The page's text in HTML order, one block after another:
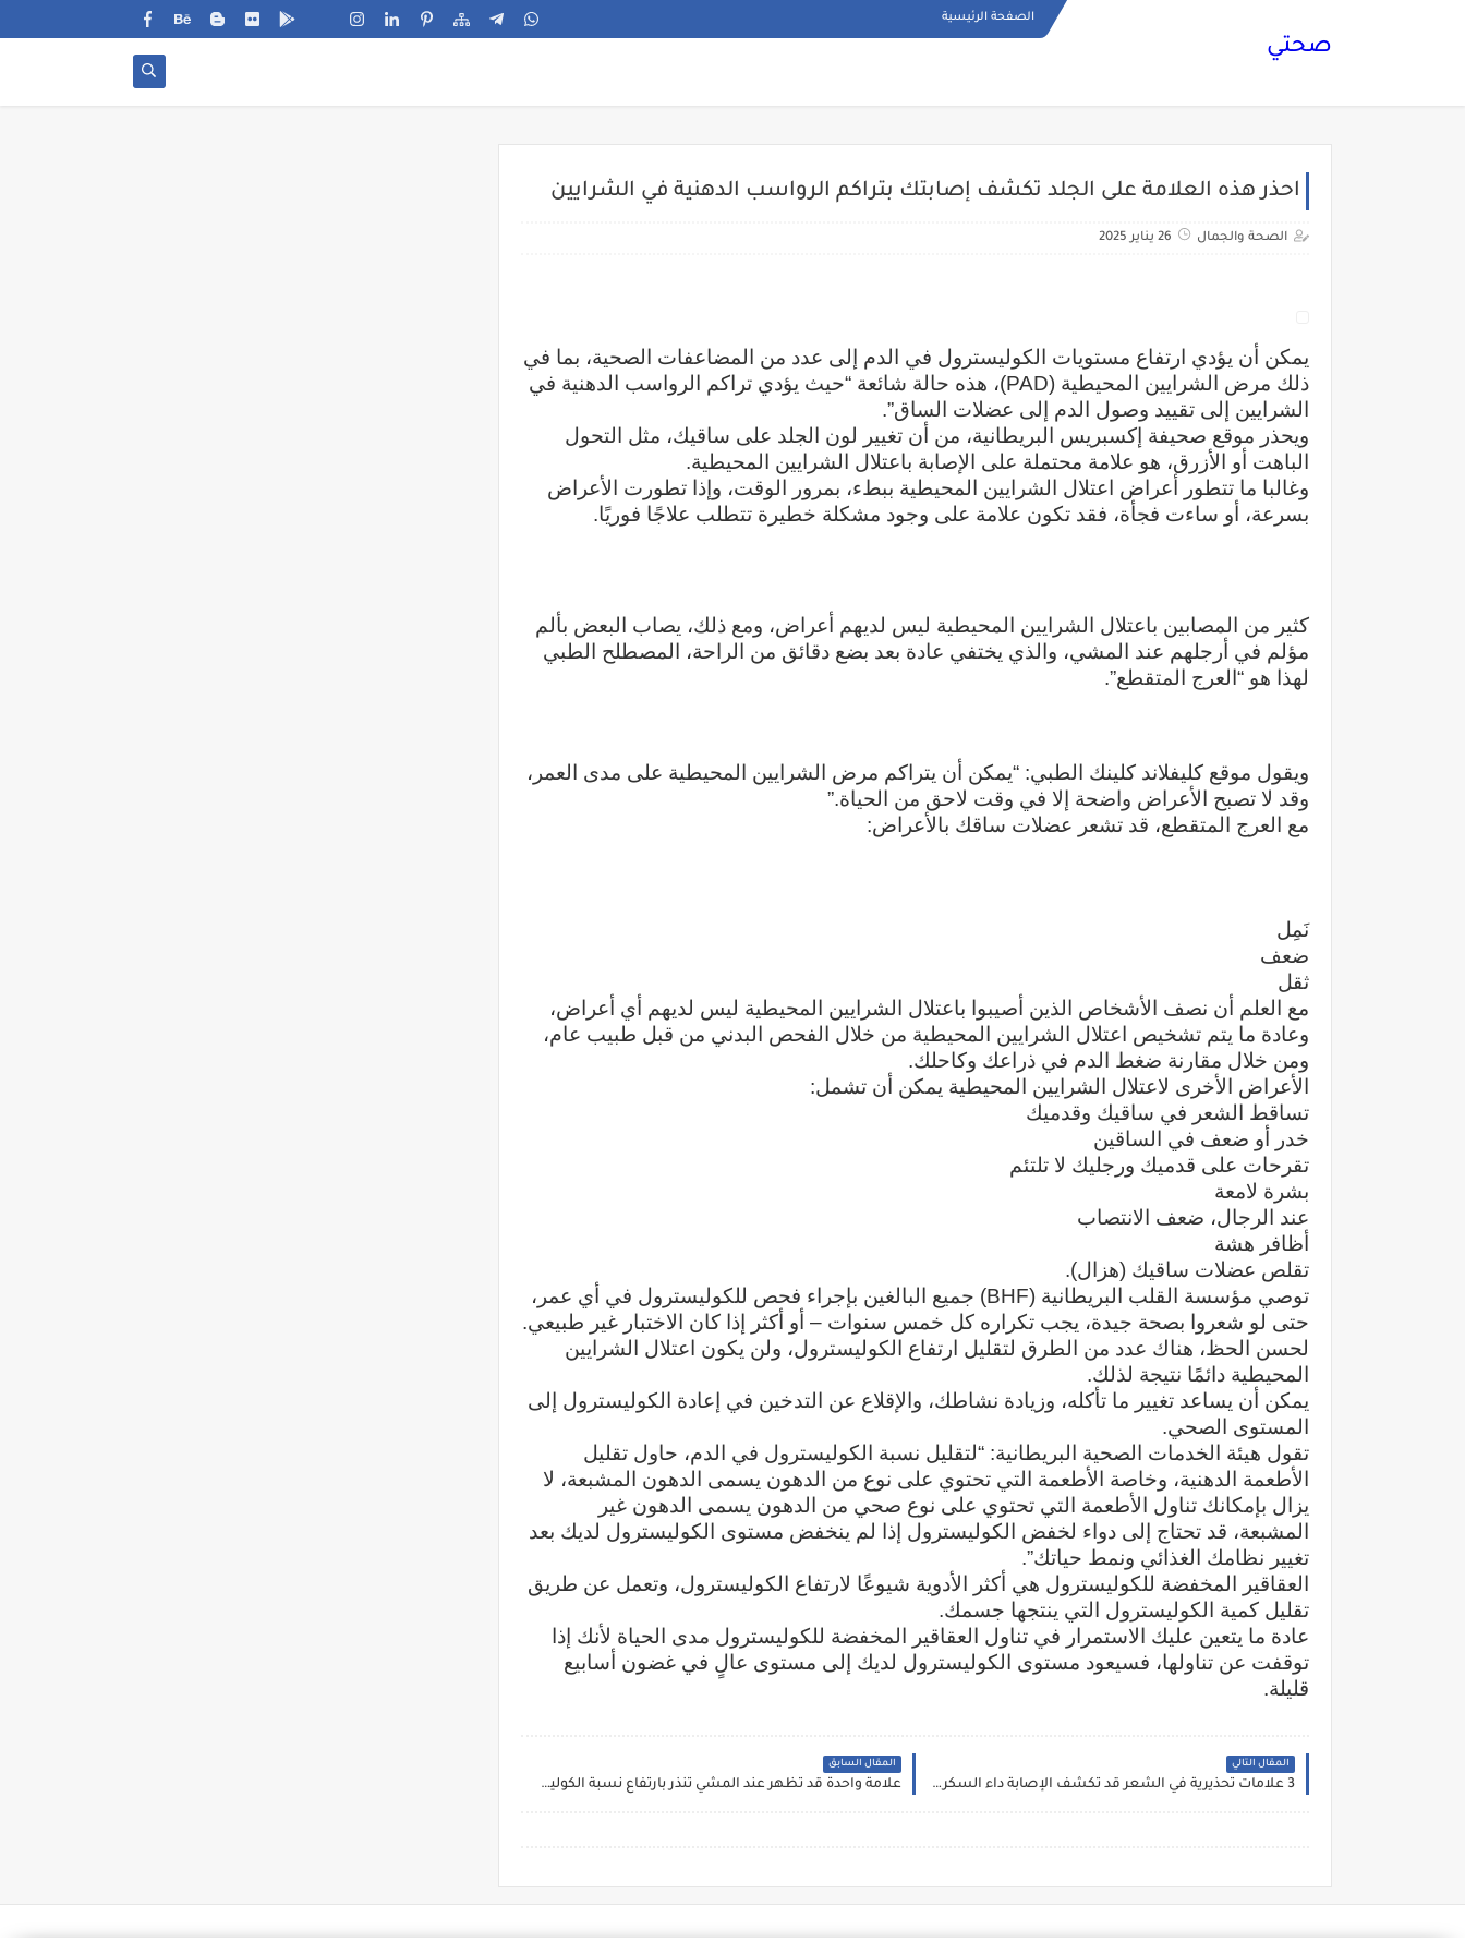
الصفحة الرئيسية
صحتي
احذر هذه العلامة على الجلد تكشف إصابتك بتراكم الرواسب الدهنية في الشرايين
الصحة والجمال 26 يناير 2025
يمكن أن يؤدي ارتفاع مستويات الكوليسترول في الدم إلى عدد من المضاعفات الصحية، بما في
ذلك مرض الشرايين المحيطية (PAD)، هذه حالة شائعة “حيث يؤدي تراكم الرواسب الدهنية في
الشرايين إلى تقييد وصول الدم إلى عضلات الساق”.
ويحذر موقع صحيفة إكسبريس البريطانية، من أن تغيير لون الجلد على ساقيك، مثل التحول
الباهت أو الأزرق، هو علامة محتملة على الإصابة باعتلال الشرايين المحيطية.
وغالبا ما تتطور أعراض اعتلال الشرايين المحيطية ببطء، بمرور الوقت، وإذا تطورت الأعراض
بسرعة، أو ساءت فجأة، فقد تكون علامة على وجود مشكلة خطيرة تتطلب علاجًا فوريًا.
كثير من المصابين باعتلال الشرايين المحيطية ليس لديهم أعراض، ومع ذلك، يصاب البعض بألم
مؤلم في أرجلهم عند المشي، والذي يختفي عادة بعد بضع دقائق من الراحة، المصطلح الطبي
لهذا هو “العرج المتقطع”.
ويقول موقع كليفلاند كلينك الطبي: “يمكن أن يتراكم مرض الشرايين المحيطية على مدى العمر،
وقد لا تصبح الأعراض واضحة إلا في وقت لاحق من الحياة.”
مع العرج المتقطع، قد تشعر عضلات ساقك بالأعراض:
نَمِل
ضعف
ثقل
مع العلم أن نصف الأشخاص الذين أصيبوا باعتلال الشرايين المحيطية ليس لديهم أي أعراض،
وعادة ما يتم تشخيص اعتلال الشرايين المحيطية من خلال الفحص البدني من قبل طبيب عام،
ومن خلال مقارنة ضغط الدم في ذراعك وكاحلك.
الأعراض الأخرى لاعتلال الشرايين المحيطية يمكن أن تشمل:
تساقط الشعر في ساقيك وقدميك
خدر أو ضعف في الساقين
تقرحات على قدميك ورجليك لا تلتئم
بشرة لامعة
عند الرجال، ضعف الانتصاب
أظافر هشة
تقلص عضلات ساقيك (هزال).
توصي مؤسسة القلب البريطانية (BHF) جميع البالغين بإجراء فحص للكوليسترول في أي عمر،
حتى لو شعروا بصحة جيدة، يجب تكراره كل خمس سنوات – أو أكثر إذا كان الاختبار غير طبيعي.
لحسن الحظ، هناك عدد من الطرق لتقليل ارتفاع الكوليسترول، ولن يكون اعتلال الشرايين
المحيطية دائمًا نتيجة لذلك.
يمكن أن يساعد تغيير ما تأكله، وزيادة نشاطك، والإقلاع عن التدخين في إعادة الكوليسترول إلى
المستوى الصحي.
تقول هيئة الخدمات الصحية البريطانية: “لتقليل نسبة الكوليسترول في الدم، حاول تقليل
الأطعمة الدهنية، وخاصة الأطعمة التي تحتوي على نوع من الدهون يسمى الدهون المشبعة، لا
يزال بإمكانك تناول الأطعمة التي تحتوي على نوع صحي من الدهون يسمى الدهون غير
المشبعة، قد تحتاج إلى دواء لخفض الكوليسترول إذا لم ينخفض مستوى الكوليسترول لديك بعد
تغيير نظامك الغذائي ونمط حياتك”.
العقاقير المخفضة للكوليسترول هي أكثر الأدوية شيوعًا لارتفاع الكوليسترول، وتعمل عن طريق
تقليل كمية الكوليسترول التي ينتجها جسمك.
عادة ما يتعين عليك الاستمرار في تناول العقاقير المخفضة للكوليسترول مدى الحياة لأنك إذا
توقفت عن تناولها، فسيعود مستوى الكوليسترول لديك إلى مستوى عالٍ في غضون أسابيع
قليلة.
المقال التالي
3 علامات تحذيرية في الشعر قد تكشف الإصابة داء السكري من النوع الثاني
المقال السابق
علامة واحدة قد تظهر عند المشي تنذر بارتفاع نسبة الكوليسترول في جسمك